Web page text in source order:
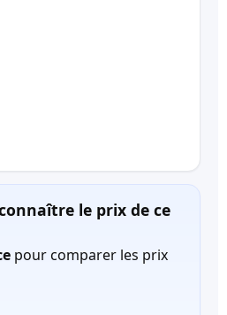
le prix de ce
pour comparer les prix